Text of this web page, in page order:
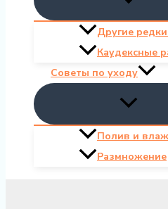
Другие
Каудексные
Советы по уходу
Полив и
Размножение